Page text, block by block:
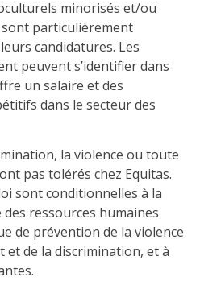
minorisés et/ou
particulièrement
candidatures. Les
peuvent s’identifier dans
un salaire et des
dans le secteur des
la violence ou toute
pas tolérés chez Equitas.
sont conditionnelles à la
ressources humaines
de prévention de la violence
et de la discrimination, et à